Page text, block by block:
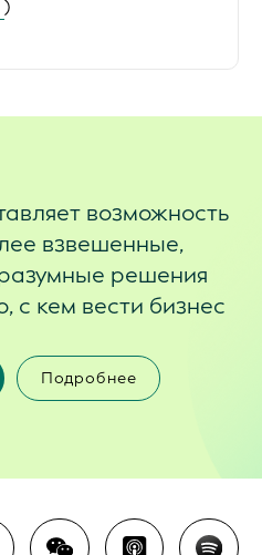
)
возможность
взвешенные,
решения
с кем вести бизнес
Подробнее